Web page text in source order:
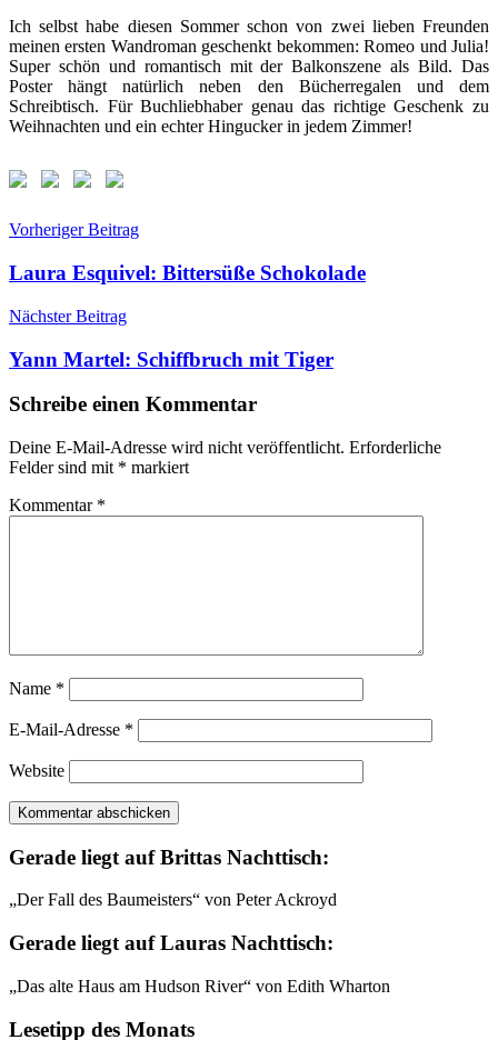
Ich selbst habe diesen Sommer schon von zwei lieben Freunden
meinen ersten Wandroman geschenkt bekommen: Romeo und Julia!
Super schön und romantisch mit der Balkonszene als Bild. Das
Poster hängt natürlich neben den Bücherregalen und dem
Schreibtisch. Für Buchliebhaber genau das richtige Geschenk zu
Weihnachten und ein echter Hingucker in jedem Zimmer!
Beitragsnavigation
Vorheriger Beitrag
Laura Esquivel: Bittersüße Schokolade
Nächster Beitrag
Yann Martel: Schiffbruch mit Tiger
Schreibe einen Kommentar
Deine E-Mail-Adresse wird nicht veröffentlicht. Erforderliche
Felder sind mit * markiert
Kommentar *
Name *
E-Mail-Adresse *
Website
Gerade liegt auf Brittas Nachttisch:
„Der Fall des Baumeisters“ von Peter Ackroyd
Gerade liegt auf Lauras Nachttisch:
„Das alte Haus am Hudson River“ von Edith Wharton
Lesetipp des Monats